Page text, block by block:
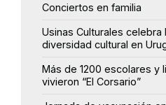
Conciertos en familia
Usinas Culturales celebra
diversidad cultural en
Más de 1200 escolares y
vivieron “El Corsario”